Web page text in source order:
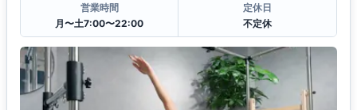
営業時間
月〜土7:00〜22:00
定休日
不定休